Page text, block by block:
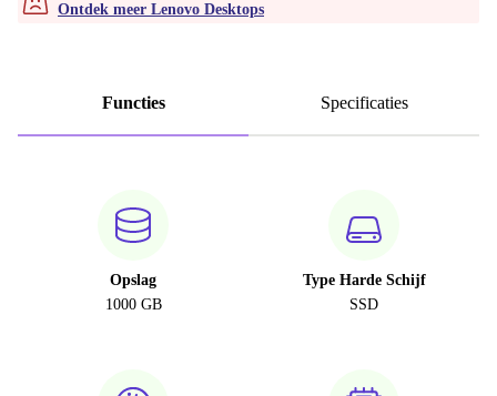
Ontdek meer Lenovo Desktops
Functies Specificaties
Opslag
1000 GB
Type Harde Schijf
SSD